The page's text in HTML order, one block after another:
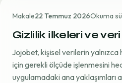
Makale22 Temmuz 2026Okuma
Gizlilik ilkeleri ve veri
Jojobet, kişisel verilerin yalnızca
için gerekli ölçüde işlenmesini
uygulamadaki ana yaklaşımları